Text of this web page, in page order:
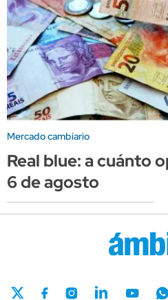
Mercado cambiario
Real blue: a cuánto
6 de agosto